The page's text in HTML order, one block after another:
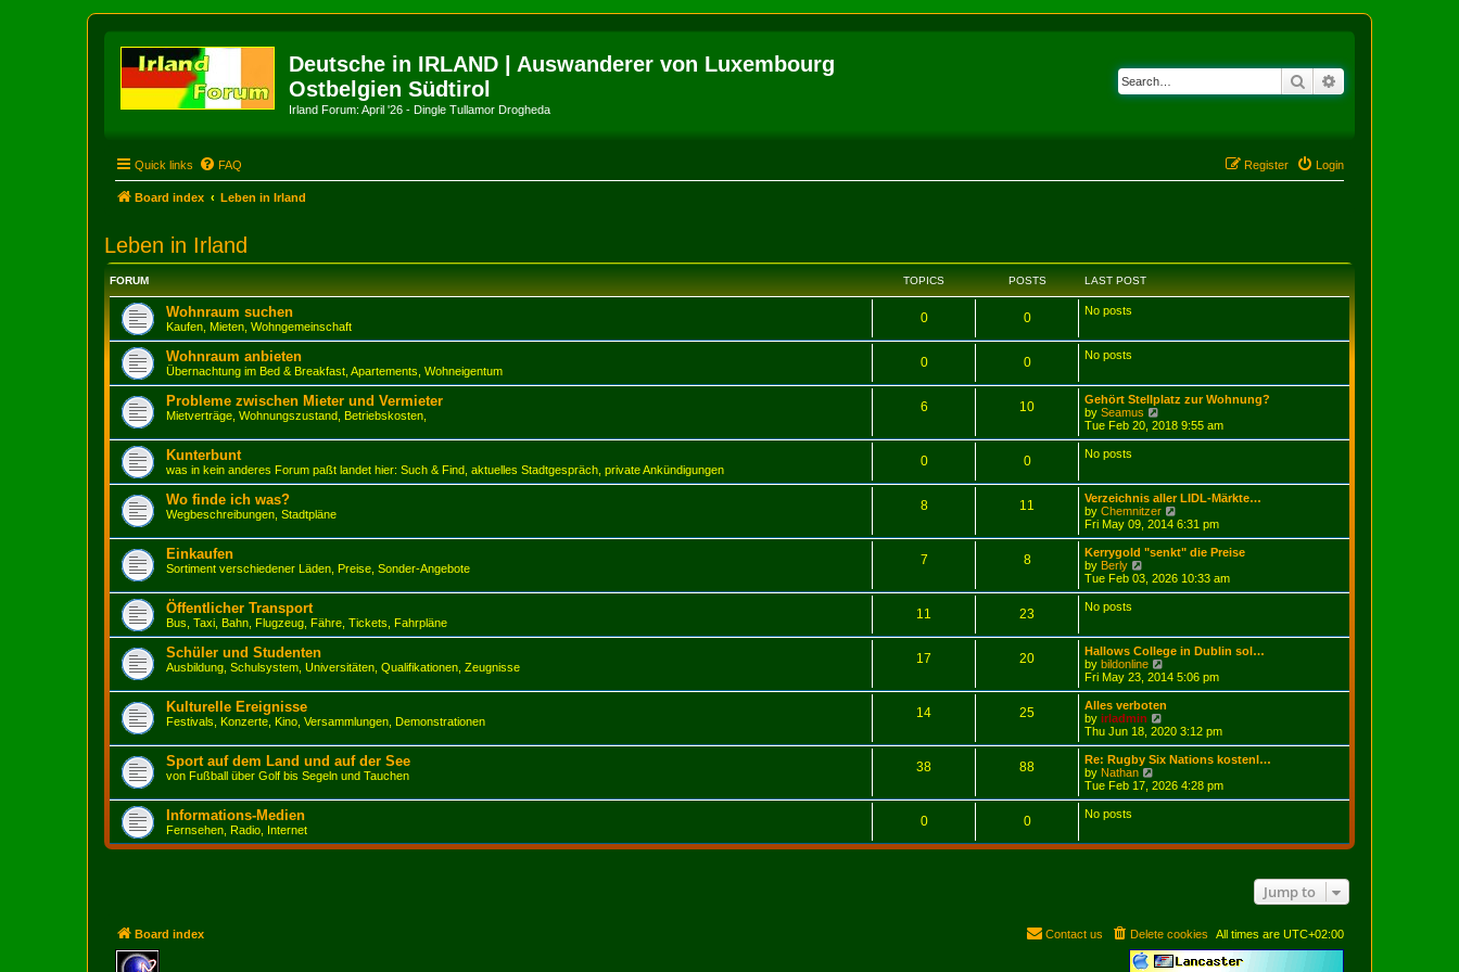
Deutsche in IRLAND | Auswanderer von Luxembourg
Ostbelgien Südtirol
Irland Forum: April '26 - Dingle Tullamor Drogheda
Search
Quick links FAQ Login
Register
Board index Leben in Irland
Leben in Irland
FORUM TOPICS POSTS LAST POST
Wohnraum suchen
Kaufen, Mieten, Wohngemeinschaft
0 0 No posts
Wohnraum anbieten
Übernachtung im Bed & Breakfast, Apartements, Wohneigentum
0 0 No posts
Probleme zwischen Mieter und Vermieter
Mietverträge, Wohnungszustand, Betriebskosten,
6 10
Gehört Stellplatz zur Wohnung?
by Seamus
i
e
e
l
a
t
e
s
p
o
Tue Feb 20, 2018 9:55 am
Kunterbunt
was in kein anderes Forum paßt landet hier: Such & Find, aktuelles Stadtgespräch, private Ankündigungen
0 0 No posts
Wo finde ich was?
Wegbeschreibungen, Stadtpläne
8 11
Verzeichnis aller LIDL-Märkte…
by Chemnitzer
i
e
w
h
e
s
p
o
Fri May 09, 2014 6:31 pm
Einkaufen
Sortiment verschiedener Läden, Preise, Sonder-Angebote
7 8
Kerrygold "senkt" die Preise
by Berly
i
e
e
l
a
e
s
t
p
o
s
t
Tue Feb 03, 2026 10:33 am
Öffentlicher Transport
Bus, Taxi, Bahn, Flugzeug, Fähre, Tickets, Fahrpläne
11 23 No posts
Schüler und Studenten
Ausbildung, Schulsystem, Universitäten, Qualifikationen, Zeugnisse
17 20
Hallows College in Dublin sol…
by bildonline
i
e
w
h
a
t
e
o
Fri May 23, 2014 5:06 pm
Kulturelle Ereignisse
Festivals, Konzerte, Kino, Versammlungen, Demonstrationen
14 25
Alles verboten
by irladmin
i
e
w
h
e
Thu Jun 18, 2020 3:12 pm
Sport auf dem Land und auf der See
von Fußball über Golf bis Segeln und Tauchen
38 88
Re: Rugby Six Nations kostenl…
by Nathan
i
e
e
p
o
s
Tue Feb 17, 2026 4:28 pm
Informations-Medien
Fernsehen, Radio, Internet
0 0 No posts
Jump to
Board index All times are UTC+02:00
Delete cookies
Contact us